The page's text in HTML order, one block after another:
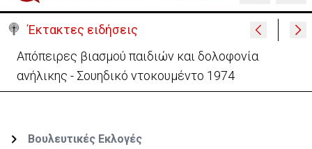
Έκτακτες ειδήσεις
Μεγάλο πακέτο όπλων από Τουρκία προς Ουκρανία
-Κίνηση με μήνυμα προς Μόσχα;
Βουλευτικές Εκλογές